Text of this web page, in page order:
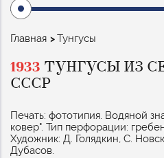
Строка
Главная Тунгусы
1933 ТУНГУСЫ ИЗ
СССР
Печать: фототипия. Водяной
ковер". Тип перфорации:
Художник: Д. Голядкин, С.
Дубасов.